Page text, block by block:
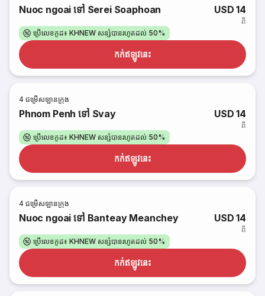
Nuoc ngoai ទៅ Serei Soaphoan USD 14
ពី
ប្រើលេខកូដ៖ KHNEW សន្សំបានរហូតដល់ 50%
កក់​ឥឡូវនេះ
4 ជម្រើសឡានក្រុង
Phnom Penh ទៅ Svay USD 14
ពី
ប្រើលេខកូដ៖ KHNEW សន្សំបានរហូតដល់ 50%
កក់​ឥឡូវនេះ
4 ជម្រើសឡានក្រុង
Nuoc ngoai ទៅ Banteay Meanchey USD 14
ពី
ប្រើលេខកូដ៖ KHNEW សន្សំបានរហូតដល់ 50%
កក់​ឥឡូវនេះ